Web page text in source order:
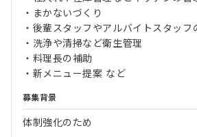
・まかないづくり
・後輩スタッフやアルバイトスタッフ
・洗浄や清掃など衛生管理
・料理長の補助
・新メニュー提案 など
募集背景
体制強化のため